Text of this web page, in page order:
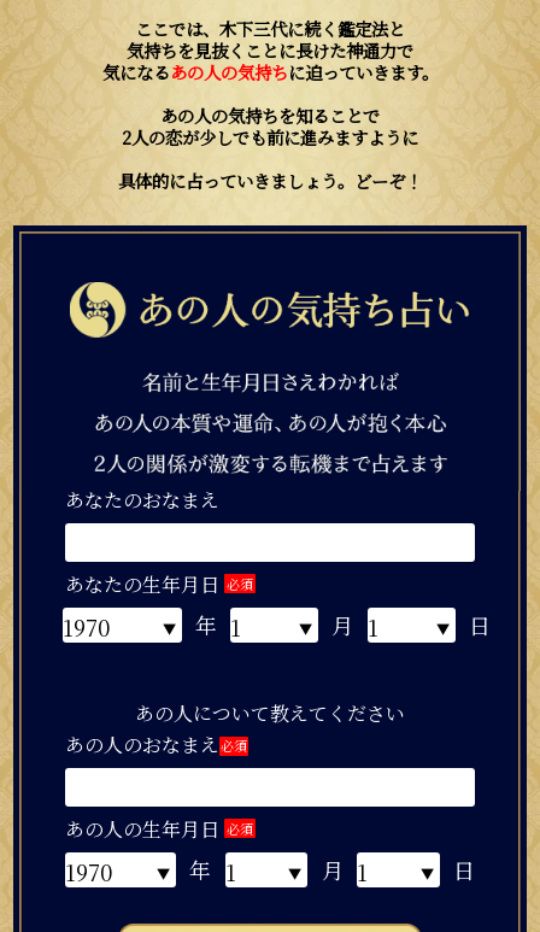
ここでは、木下三代に続く鑑定法と
気持ちを見抜くことに長けた神通力で
気になるあの人の気持ちに迫っていきます。
あの人の気持ちを知ることで
2人の恋が少しでも前に進みますように
具体的に占っていきましょう。どーぞ！
あなたのおなまえ
あなたの生年月日 必須
年 月 日
あの人について教えてください
あの人のおなまえ必須
あの人の生年月日 必須
年 月 日